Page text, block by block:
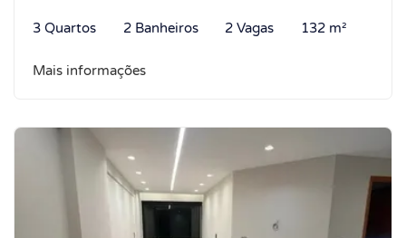
3 Quartos 2 Banheiros 2 Vagas 132 m²
Mais informações